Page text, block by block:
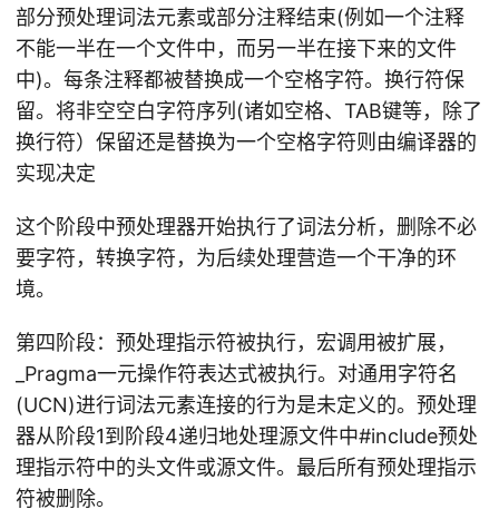
部分预处理词法元素或部分注释结束(例如一个注释
不能一半在一个文件中，而另一半在接下来的文件
中)。每条注释都被替换成一个空格字符。换行符保
留。将非空空白字符序列(诸如空格、TAB键等，除了
换行符）保留还是替换为一个空格字符则由编译器的
实现决定
这个阶段中预处理器开始执行了词法分析，删除不必
要字符，转换字符，为后续处理营造一个干净的环
境。
第四阶段：预处理指示符被执行，宏调用被扩展，
_Pragma一元操作符表达式被执行。对通用字符名
(UCN)进行词法元素连接的行为是未定义的。预处理
器从阶段1到阶段4递归地处理源文件中#include预处
理指示符中的头文件或源文件。最后所有预处理指示
符被删除。